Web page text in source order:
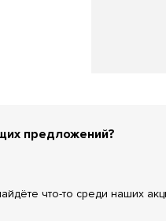
предложений?
что-то среди наших